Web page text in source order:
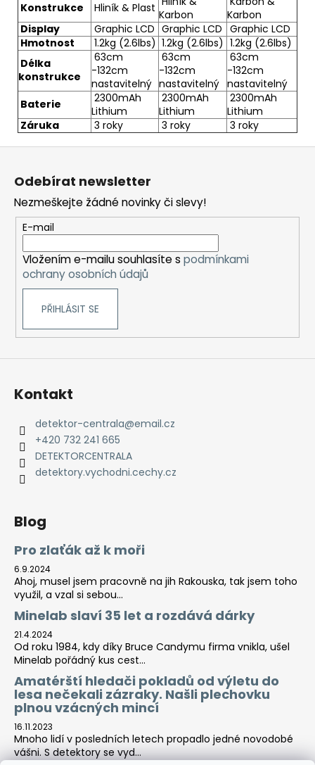
Konstrukce
Hliník & Plast Karbon
Karbon
Display
Graphic LCD Graphic LCD Graphic LCD
Hmotnost
1.2kg (2.6lbs) 1.2kg (2.6lbs) 1.2kg (2.6lbs)
Délka
konstrukce
63cm
-132cm
nastavitelný
63cm
-132cm
nastavitelný
63cm
-132cm
nastavitelný
Baterie
2300mAh
Lithium
2300mAh
Lithium
2300mAh
Lithium
Záruka
3 roky 3 roky 3 roky
Odebírat newsletter
Nezmeškejte žádné novinky či slevy!
E-mail
Vložením e-mailu souhlasíte s podmínkami
ochrany osobních údajů
PŘIHLÁSIT SE
Kontakt
detektor-centrala@email.cz
+420 732 241 665
DETEKTORCENTRALA
detektory.vychodni.cechy.cz
Blog
Pro zlaťák až k moři
6.9.2024
Ahoj, musel jsem pracovně na jih Rakouska, tak jsem toho
využil, a vzal si sebou...
Minelab slaví 35 let a rozdává dárky
21.4.2024
Od roku 1984, kdy díky Bruce Candymu firma vnikla, ušel
Minelab pořádný kus cest...
Amatérští hledači pokladů od výletu do
lesa nečekali zázraky. Našli plechovku
plnou vzácných mincí
16.11.2023
Mnoho lidí v posledních letech propadlo jedné novodobé
vášni. S detektory se vyd...